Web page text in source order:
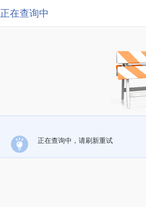
正在查询中
正在查询中，请刷新重试